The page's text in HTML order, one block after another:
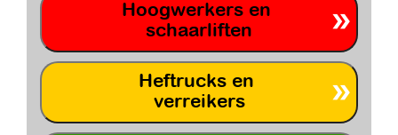
Hoogwerkers en
schaarliften
Heftrucks en
verreikers